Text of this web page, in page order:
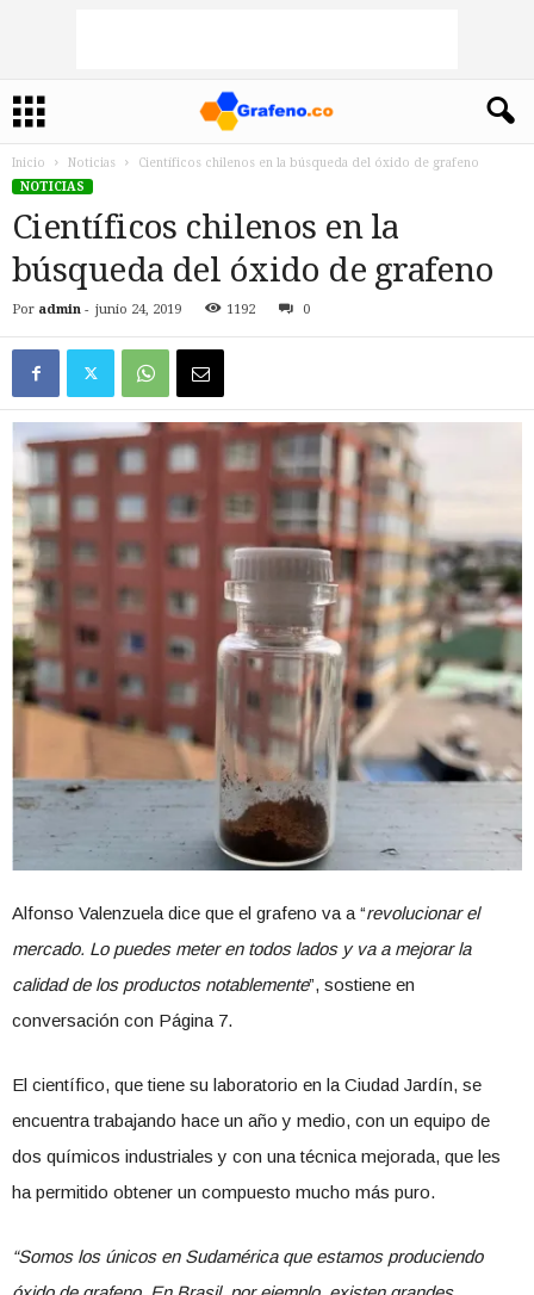
Inicio Noticias
Científicos chilenos en la búsqueda del óxido de grafeno
NOTICIAS
Científicos chilenos en la
búsqueda del óxido de grafeno
Por admin - junio 24, 2019 1192 0
Alfonso Valenzuela dice que el grafeno va a “revolucionar el
mercado. Lo puedes meter en todos lados y va a mejorar la
calidad de los productos notablemente”, sostiene en
conversación con Página 7.
El científico, que tiene su laboratorio en la Ciudad Jardín, se
encuentra trabajando hace un año y medio, con un equipo de
dos químicos industriales y con una técnica mejorada, que les
ha permitido obtener un compuesto mucho más puro.
“Somos los únicos en Sudamérica que estamos produciendo